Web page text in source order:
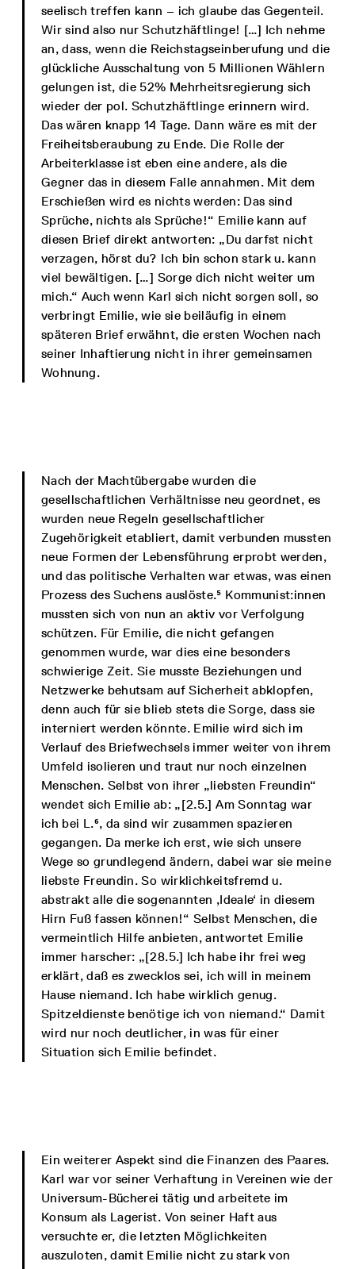
seelisch treffen kann – ich glaube das Gegenteil.
Wir sind also nur Schutzhäftlinge! […] Ich nehme
an, dass, wenn die Reichstagseinberufung und die
glückliche Ausschaltung von 5 Millionen Wählern
gelungen ist, die 52% Mehrheitsregierung sich
wieder der pol. Schutzhäftlinge erinnern wird.
Das wären knapp 14 Tage. Dann wäre es mit der
Freiheitsberaubung zu Ende. Die Rolle der
Arbeiterklasse ist eben eine andere, als die
Gegner das in diesem Falle annahmen. Mit dem
Erschießen wird es nichts werden: Das sind
Sprüche, nichts als Sprüche!“ Emilie kann auf
diesen Brief direkt antworten: „Du darfst nicht
verzagen, hörst du? Ich bin schon stark u. kann
viel bewältigen. […] Sorge dich nicht weiter um
mich.“ Auch wenn Karl sich nicht sorgen soll, so
verbringt Emilie, wie sie beiläufig in einem
späteren Brief erwähnt, die ersten Wochen nach
seiner Inhaftierung nicht in ihrer gemeinsamen
Wohnung.
Nach der Machtübergabe wurden die
gesellschaftlichen Verhältnisse neu geordnet, es
wurden neue Regeln gesellschaftlicher
Zugehörigkeit etabliert, damit verbunden mussten
neue Formen der Lebensführung erprobt werden,
und das politische Verhalten war etwas, was einen
Prozess des Suchens auslöste.⁵ Kommunist:innen
mussten sich von nun an aktiv vor Verfolgung
schützen. Für Emilie, die nicht gefangen
genommen wurde, war dies eine besonders
schwierige Zeit. Sie musste Beziehungen und
Netzwerke behutsam auf Sicherheit abklopfen,
denn auch für sie blieb stets die Sorge, dass sie
interniert werden könnte. Emilie wird sich im
Verlauf des Briefwechsels immer weiter von ihrem
Umfeld isolieren und traut nur noch einzelnen
Menschen. Selbst von ihrer „liebsten Freundin“
wendet sich Emilie ab: „[2.5.] Am Sonntag war
ich bei L.⁶, da sind wir zusammen spazieren
gegangen. Da merke ich erst, wie sich unsere
Wege so grundlegend ändern, dabei war sie meine
liebste Freundin. So wirklichkeitsfremd u.
abstrakt alle die sogenannten ‚Ideale‘ in diesem
Hirn Fuß fassen können!“ Selbst Menschen, die
vermeintlich Hilfe anbieten, antwortet Emilie
immer harscher: „[28.5.] Ich habe ihr frei weg
erklärt, daß es zwecklos sei, ich will in meinem
Hause niemand. Ich habe wirklich genug.
Spitzeldienste benötige ich von niemand.“ Damit
wird nur noch deutlicher, in was für einer
Situation sich Emilie befindet.
Ein weiterer Aspekt sind die Finanzen des Paares.
Karl war vor seiner Verhaftung in Vereinen wie der
Universum-Bücherei tätig und arbeitete im
Konsum als Lagerist. Von seiner Haft aus
versuchte er, die letzten Möglichkeiten
auszuloten, damit Emilie nicht zu stark von